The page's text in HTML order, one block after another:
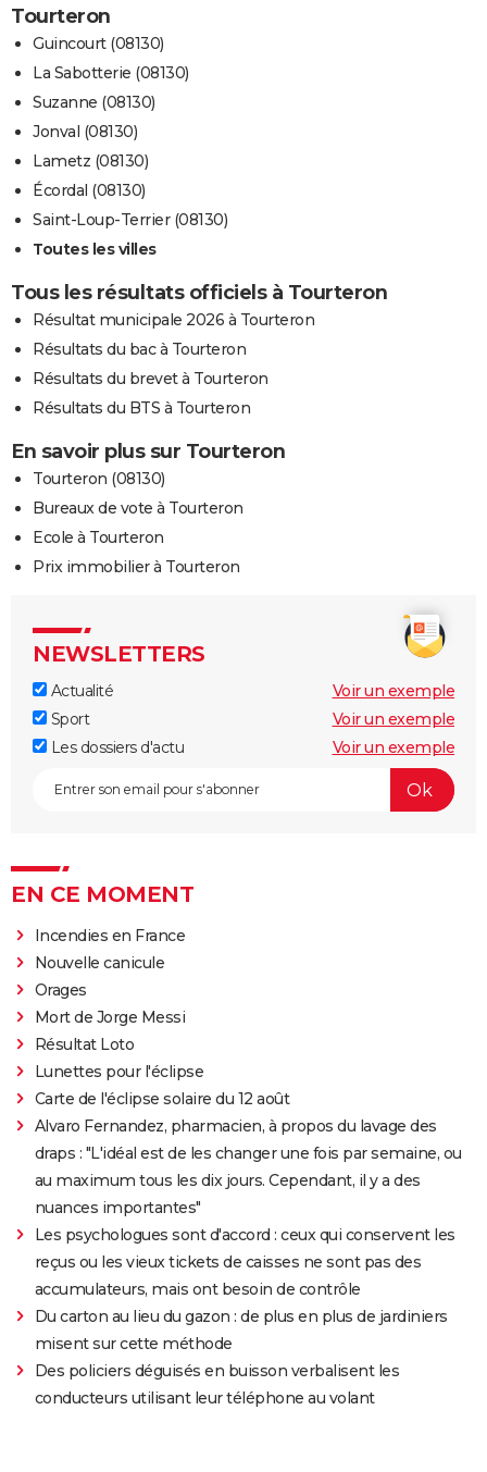
Tourteron
Guincourt (08130)
La Sabotterie (08130)
Suzanne (08130)
Jonval (08130)
Lametz (08130)
Écordal (08130)
Saint-Loup-Terrier (08130)
Toutes les villes
Tous les résultats officiels à Tourteron
Résultat municipale 2026 à Tourteron
Résultats du bac à Tourteron
Résultats du brevet à Tourteron
Résultats du BTS à Tourteron
En savoir plus sur Tourteron
Tourteron (08130)
Bureaux de vote à Tourteron
Ecole à Tourteron
Prix immobilier à Tourteron
NEWSLETTERS
Actualité
Voir un exemple
Sport
Voir un exemple
Les dossiers d'actu
Voir un exemple
EN CE MOMENT
Incendies en France
Nouvelle canicule
Orages
Mort de Jorge Messi
Résultat Loto
Lunettes pour l'éclipse
Carte de l'éclipse solaire du 12 août
Alvaro Fernandez, pharmacien, à propos du lavage des
draps : "L'idéal est de les changer une fois par semaine, ou
au maximum tous les dix jours. Cependant, il y a des
nuances importantes"
Les psychologues sont d'accord : ceux qui conservent les
reçus ou les vieux tickets de caisses ne sont pas des
accumulateurs, mais ont besoin de contrôle
Du carton au lieu du gazon : de plus en plus de jardiniers
misent sur cette méthode
Des policiers déguisés en buisson verbalisent les
conducteurs utilisant leur téléphone au volant